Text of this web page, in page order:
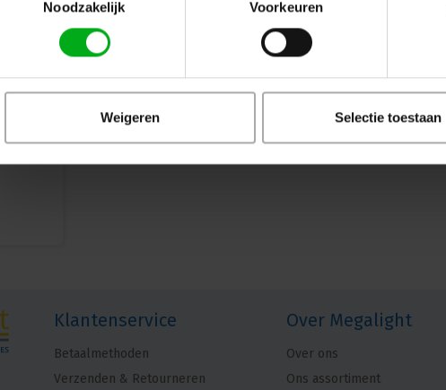
Noodzakelijk
Voorkeuren
Weigeren Selectie toestaan
Klantenservice
Betaalmethoden
Verzenden & Retourneren
Over Megalight
Over ons
Ons assortiment